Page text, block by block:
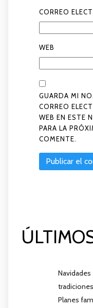
CORREO
WEB
GUARDA MI
CORREO
WEB EN ESTE
PARA LA
COMENTE.
Navidades
Planes